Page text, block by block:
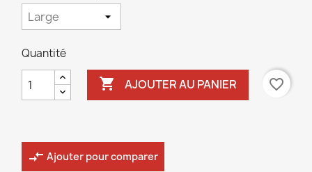
Quantité
 AJOUTER AU PANIER favorite_border
compare_arrows Ajouter pour comparer